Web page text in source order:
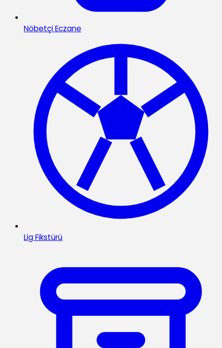
Nöbetçi Eczane
Lig Fikstürü